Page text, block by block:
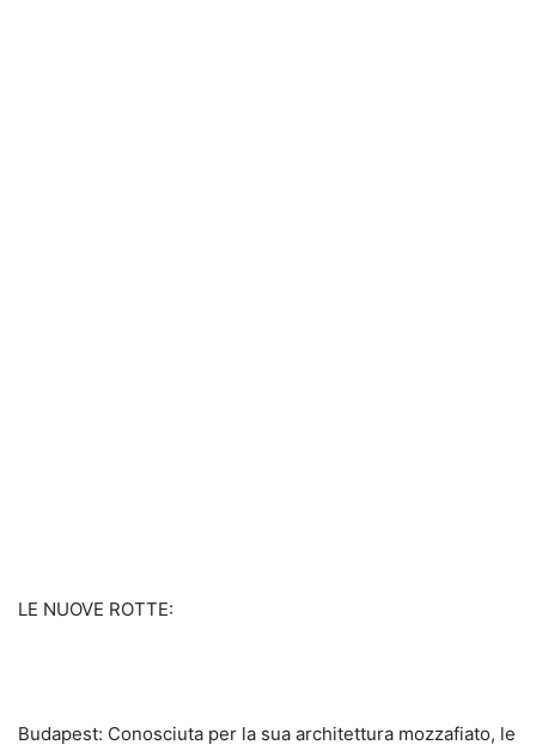
LE NUOVE ROTTE:
Budapest: Conosciuta per la sua architettura mozzafiato, le